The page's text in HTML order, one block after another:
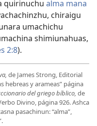
quirinuchu alma mana
chiraigu
umachichu
shimiunahuas,
2:8).
de James Strong, Editorial
hebreas y arameas” página
del griego bíblico, de
Divino, página 926. Ashca
pasachinun: “alma”,